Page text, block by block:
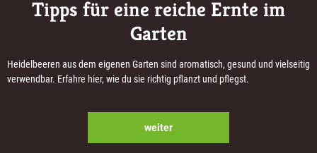
Tipps für eine reiche Ernte im
Garten
Heidelbeeren aus dem eigenen Garten sind aromatisch, gesund und vielseitig
verwendbar. Erfahre hier, wie du sie richtig pflanzt und pflegst.
weiter